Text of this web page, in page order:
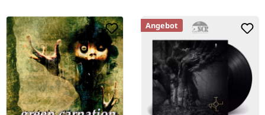
Angebot